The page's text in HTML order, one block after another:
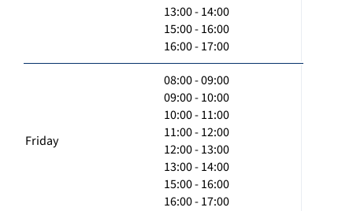
13:00 - 14:00
15:00 - 16:00
16:00 - 17:00
Friday
08:00 - 09:00
09:00 - 10:00
10:00 - 11:00
11:00 - 12:00
12:00 - 13:00
13:00 - 14:00
15:00 - 16:00
16:00 - 17:00